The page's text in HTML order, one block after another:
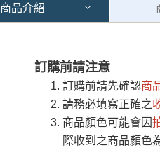
商品介紹
訂購前請注意
訂購前請先確認商
請務必填寫正確之
商品顏色可能會因
際收到之商品顏色
運送地
注意事項：
由於品項繁
認商品是
若商品價格或